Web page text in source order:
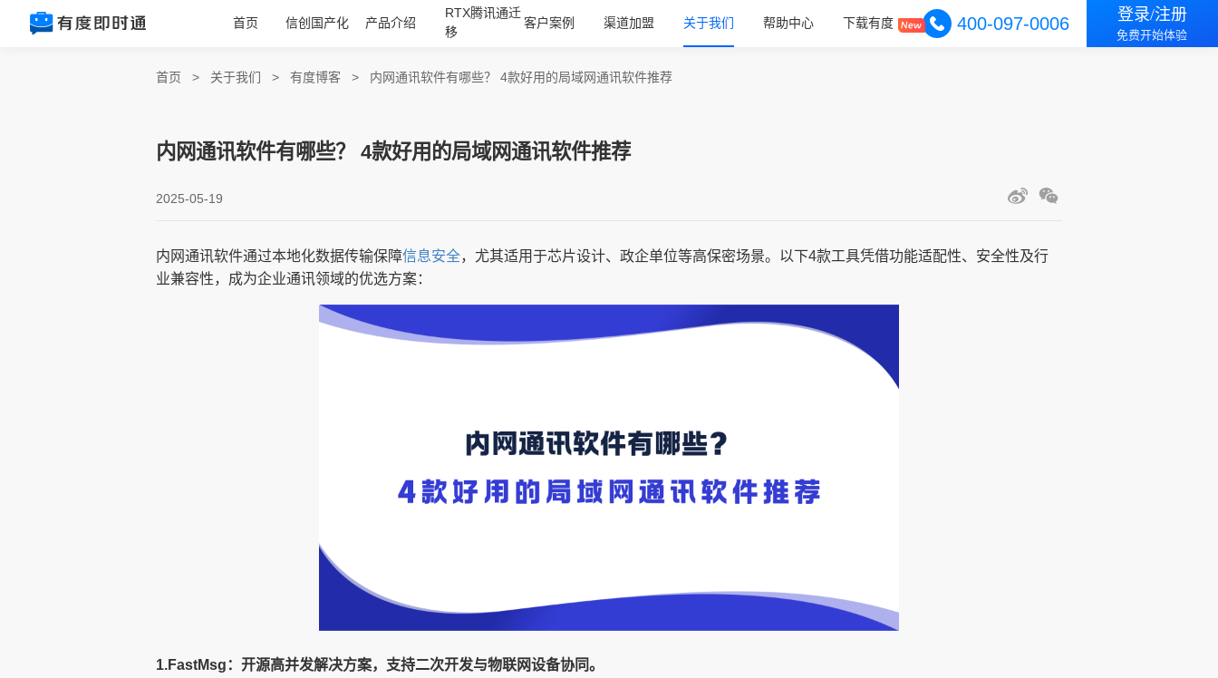
首页 信创国产化 产品介绍
RTX腾讯通迁
移
客户案例 渠道加盟 关于我们 帮助中心 下载有度 400-097-0006 登录/注册
免费开始体验
首页 > 关于我们 > 有度博客 > 内网通讯软件有哪些？ 4款好用的局域网通讯软件推荐
内网通讯软件有哪些？ 4款好用的局域网通讯软件推荐
2025-05-19
内网通讯软件通过本地化数据传输保障信息安全，尤其适用于芯片设计、政企单位等高保密场景。以下4款工具凭借功能适配性、安全性及行
业兼容性，成为企业通讯领域的优选方案：
1.FastMsg：开源高并发解决方案，支持二次开发与物联网设备协同。